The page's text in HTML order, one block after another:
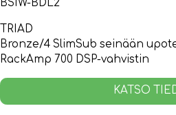
BSIW-BDL2
TRIAD
Bronze/4 SlimSub seinään
RackAmp 700 DSP-vahvistin
KATSO